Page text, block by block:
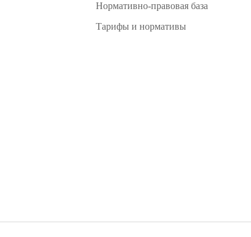
Нормативно-правовая база
Тарифы и нормативы